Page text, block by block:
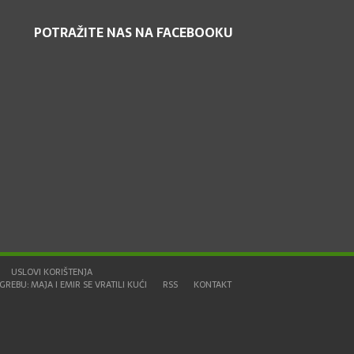
POTRAŽITE NAS NA FACEBOOKU
USLOVI KORIŠTENJA
MAJA I EMIR SE VRATILI KUĆI
RSS KONTAKT